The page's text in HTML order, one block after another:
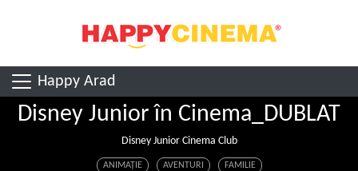
Happy Arad
Disney Junior în Cinema_DUBLAT
Disney Junior Cinema Club
ANIMAŢIE AVENTURI FAMILIE